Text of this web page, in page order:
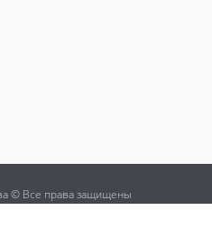
© Все права защищены